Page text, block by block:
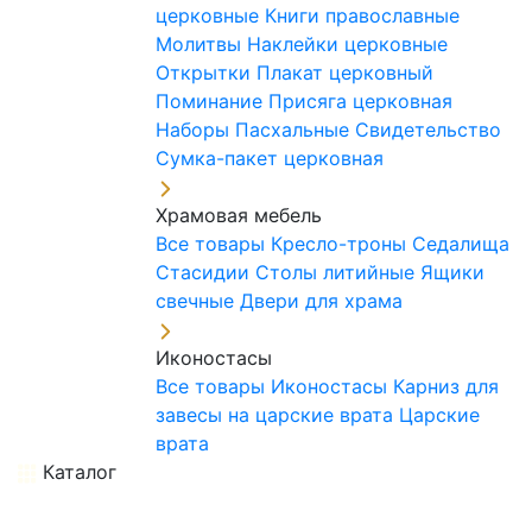
церковные Книги православные
Молитвы Наклейки церковные
Открытки Плакат церковный
Поминание Присяга церковная
Наборы Пасхальные Свидетельство
Сумка-пакет церковная
Храмовая мебель
Все товары Кресло-троны Седалища
Стасидии Столы литийные Ящики
свечные Двери для храма
Иконостасы
Все товары Иконостасы Карниз для
завесы на царские врата Царские
врата
Каталог